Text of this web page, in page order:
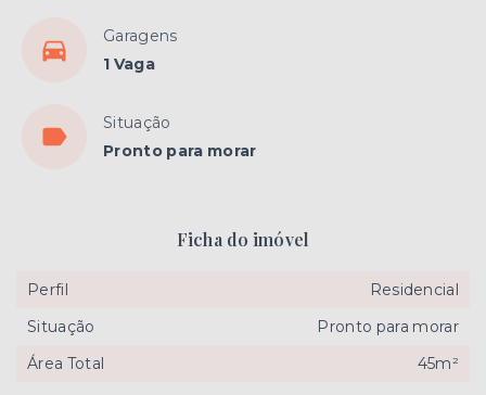
Garagens
1 Vaga
Situação
Pronto para morar
Ficha do imóvel
Perfil
Residencial
Situação
Pronto para morar
Área Total
45m²